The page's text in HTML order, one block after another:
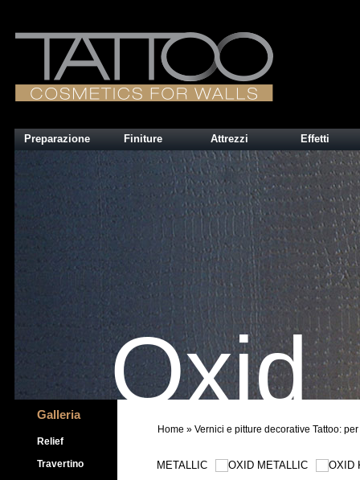
Preparazione Finiture Attrezzi Effetti
Galleria
Relief
Travertino
Oxid
Home » Vernici e pitture decorative Tattoo: